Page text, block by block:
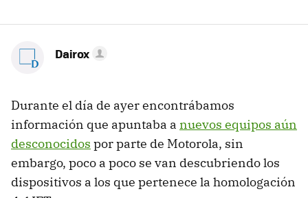
Dairox
Durante el día de ayer encontrábamos
información que apuntaba a nuevos equipos aún
desconocidos por parte de Motorola, sin
embargo, poco a poco se van descubriendo los
dispositivos a los que pertenece la homologación